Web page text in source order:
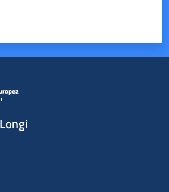
5 stelle su 5
su 5
su 5
5